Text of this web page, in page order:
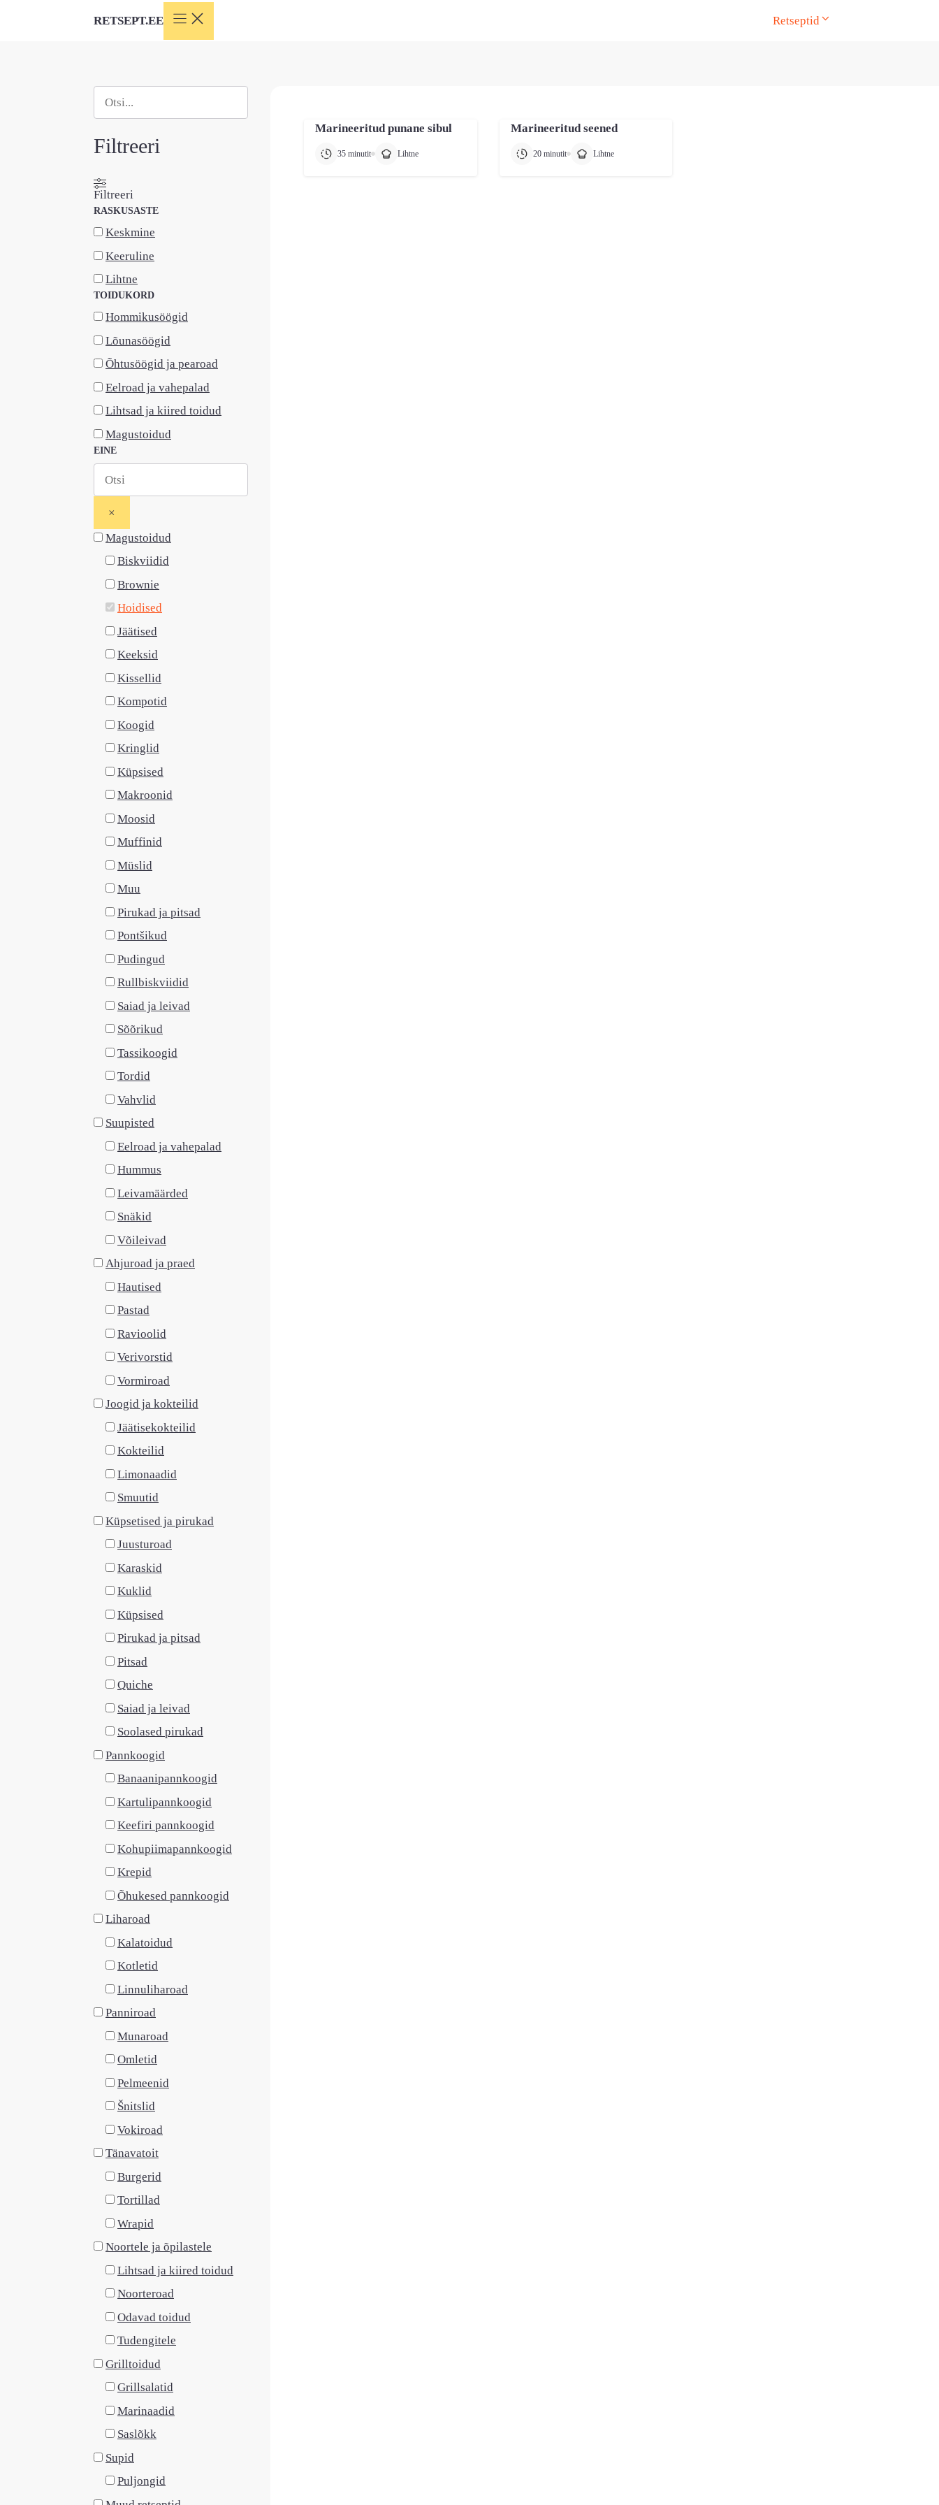
RETSEPT.EE Retseptid
Marineeritud punane sibul
35 minutit Lihtne
Marineeritud seened
20 minutit Lihtne
When autocomplete results are available use up and down arrows to review and enter to go to the desired page. Touch device users, explore by touch or with swipe
Filtreeri
Filtreeri
RASKUSASTE
Keskmine
Keeruline
Lihtne
TOIDUKORD
Hommikusöögid
Lõunasöögid
Õhtusöögid ja pearoad
Eelroad ja vahepalad
Lihtsad ja kiired toidud
Magustoidud
EINE
×
Magustoidud
Biskviidid
Brownie
Hoidised
Jäätised
Keeksid
Kissellid
Kompotid
Koogid
Kringlid
Küpsised
Makroonid
Moosid
Muffinid
Müslid
Muu
Pirukad ja pitsad
Pontšikud
Pudingud
Rullbiskviidid
Saiad ja leivad
Sõõrikud
Tassikoogid
Tordid
Vahvlid
Suupisted
Eelroad ja vahepalad
Hummus
Leivamäärded
Snäkid
Võileivad
Ahjuroad ja praed
Hautised
Pastad
Ravioolid
Verivorstid
Vormiroad
Joogid ja kokteilid
Jäätisekokteilid
Kokteilid
Limonaadid
Smuutid
Küpsetised ja pirukad
Juusturoad
Karaskid
Kuklid
Küpsised
Pirukad ja pitsad
Pitsad
Quiche
Saiad ja leivad
Soolased pirukad
Pannkoogid
Banaanipannkoogid
Kartulipannkoogid
Keefiri pannkoogid
Kohupiimapannkoogid
Krepid
Õhukesed pannkoogid
Liharoad
Kalatoidud
Kotletid
Linnuliharoad
Panniroad
Munaroad
Omletid
Pelmeenid
Šnitslid
Vokiroad
Tänavatoit
Burgerid
Tortillad
Wrapid
Noortele ja õpilastele
Lihtsad ja kiired toidud
Noorteroad
Odavad toidud
Tudengitele
Grilltoidud
Grillsalatid
Marinaadid
Saslõkk
Supid
Puljongid